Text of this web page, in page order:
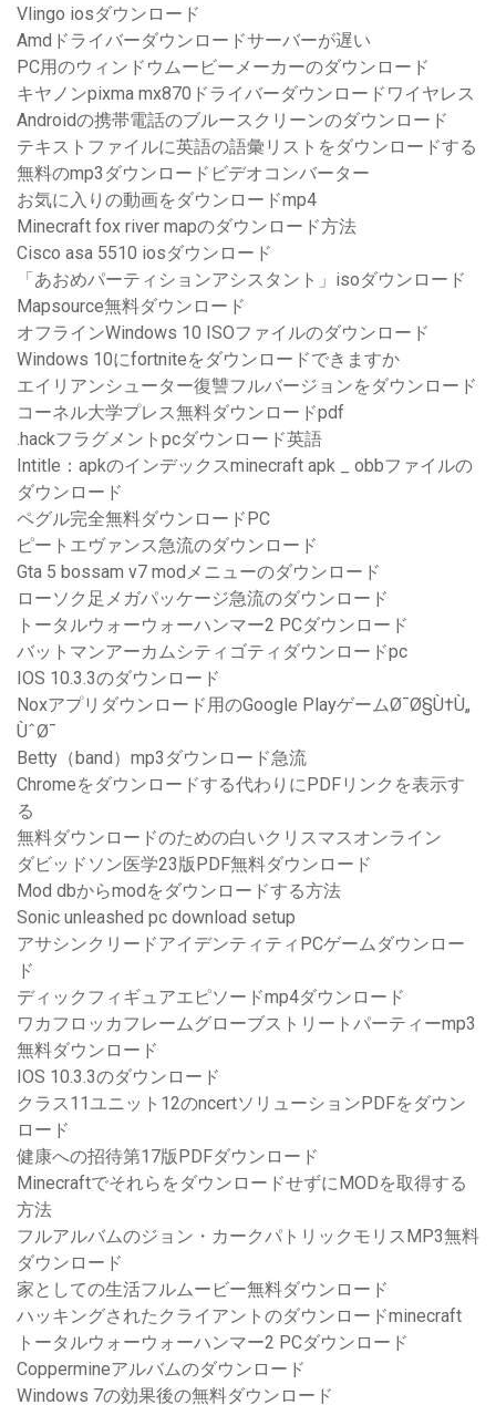
Vlingo iosダウンロード
Amdドライバーダウンロードサーバーが遅い
PC用のウィンドウムービーメーカーのダウンロード
キヤノンpixma mx870ドライバーダウンロードワイヤレス
Androidの携帯電話のブルースクリーンのダウンロード
テキストファイルに英語の語彙リストをダウンロードする
無料のmp3ダウンロードビデオコンバーター
お気に入りの動画をダウンロードmp4
Minecraft fox river mapのダウンロード方法
Cisco asa 5510 iosダウンロード
「あおめパーティションアシスタント」isoダウンロード
Mapsource無料ダウンロード
オフラインWindows 10 ISOファイルのダウンロード
Windows 10にfortniteをダウンロードできますか
エイリアンシューター復讐フルバージョンをダウンロード
コーネル大学プレス無料ダウンロードpdf
.hackフラグメントpcダウンロード英語
Intitle：apkのインデックスminecraft apk _ obbファイルの
ダウンロード
ペグル完全無料ダウンロードPC
ピートエヴァンス急流のダウンロード
Gta 5 bossam v7 modメニューのダウンロード
ローソク足メガパッケージ急流のダウンロード
トータルウォーウォーハンマー2 PCダウンロード
バットマンアーカムシティゴティダウンロードpc
IOS 10.3.3のダウンロード
Noxアプリダウンロード用のGoogle PlayゲームØ¯Ø§Ù†Ù„
ÙˆØ¯
Betty（band）mp3ダウンロード急流
Chromeをダウンロードする代わりにPDFリンクを表示す
る
無料ダウンロードのための白いクリスマスオンライン
ダビッドソン医学23版PDF無料ダウンロード
Mod dbからmodをダウンロードする方法
Sonic unleashed pc download setup
アサシンクリードアイデンティティPCゲームダウンロー
ド
ディックフィギュアエピソードmp4ダウンロード
ワカフロッカフレームグローブストリートパーティーmp3
無料ダウンロード
IOS 10.3.3のダウンロード
クラス11ユニット12のncertソリューションPDFをダウン
ロード
健康への招待第17版PDFダウンロード
MinecraftでそれらをダウンロードせずにMODを取得する
方法
フルアルバムのジョン・カークパトリックモリスMP3無料
ダウンロード
家としての生活フルムービー無料ダウンロード
ハッキングされたクライアントのダウンロードminecraft
トータルウォーウォーハンマー2 PCダウンロード
Coppermineアルバムのダウンロード
Windows 7の効果後の無料ダウンロード